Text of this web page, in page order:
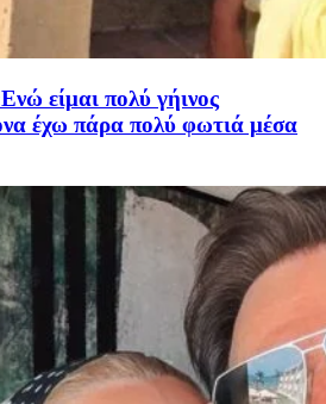
είμαι πολύ γήινος
έχω πάρα πολύ φωτιά μέσα